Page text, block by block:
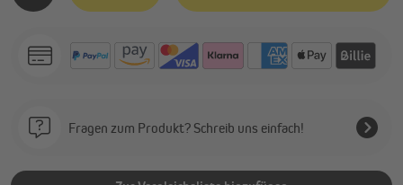
Fragen zum Produkt? Schreib uns einfach!